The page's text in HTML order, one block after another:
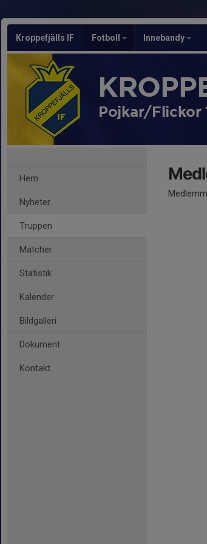
Kroppefjälls IF Fotboll Innebandy
Pojkar/Flickor
Hem
Nyheter
Truppen
Matcher
Statistik
Kalender
Bildgalleri
Dokument
Kontakt